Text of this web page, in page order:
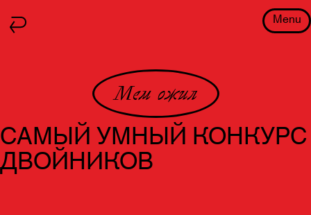
Menu
Мем ожил
САМЫЙ УМНЫЙ КОНКУРС
ДВОЙНИКОВ